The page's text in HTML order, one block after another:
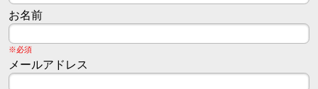
お名前
※必須
メールアドレス